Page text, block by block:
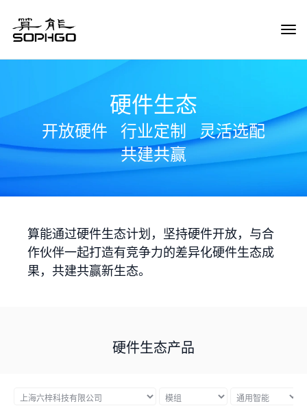
硬件生态
开放硬件 行业定制
灵活选配
共建共赢
算能通过硬件生态计划，坚持硬件开放，与合
作伙伴一起打造有竞争力的差异化硬件生态成
果，共建共赢新生态。
硬件生态产品